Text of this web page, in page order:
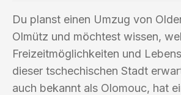
Du planst einen Umzug von
Olmütz und möchtest wissen,
Freizeitmöglichkeiten und
dieser tschechischen Stadt
auch bekannt als Olomouc, hat